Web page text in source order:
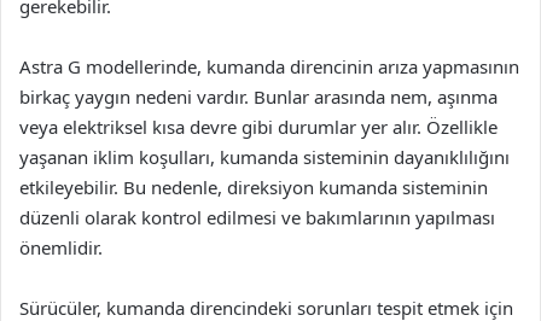
gerekebilir.
Astra G modellerinde, kumanda direncinin arıza yapmasının
birkaç yaygın nedeni vardır. Bunlar arasında nem, aşınma
veya elektriksel kısa devre gibi durumlar yer alır. Özellikle
yaşanan iklim koşulları, kumanda sisteminin dayanıklılığını
etkileyebilir. Bu nedenle, direksiyon kumanda sisteminin
düzenli olarak kontrol edilmesi ve bakımlarının yapılması
önemlidir.
Sürücüler, kumanda direncindeki sorunları tespit etmek için